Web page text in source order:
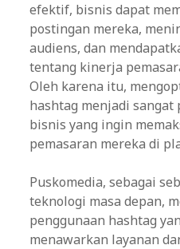
efektif, bisnis dapat
postingan mereka,
audiens, dan
tentang kinerja
Oleh karena itu,
hashtag menjadi
bisnis yang ingin
pemasaran mereka di
Puskomedia, sebagai
teknologi masa depan,
penggunaan hashtag
menawarkan layanan